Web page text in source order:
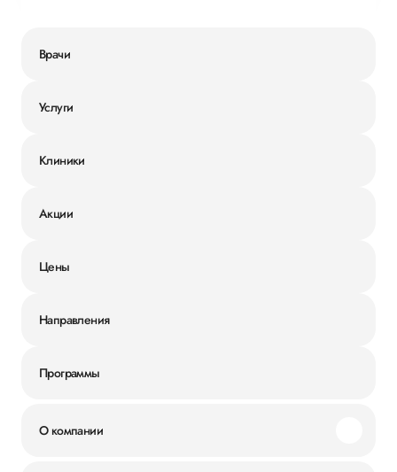
Врачи
Услуги
Клиники
Акции
Цены
Направления
Программы
О компании